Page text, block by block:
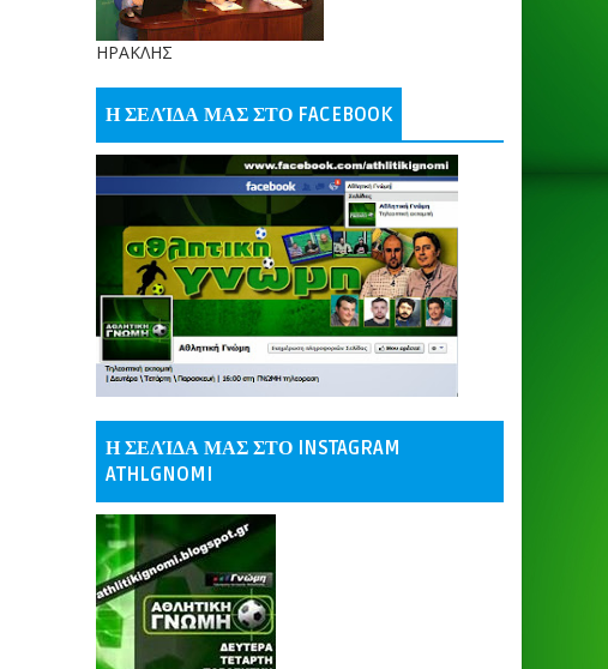
ΗΡΑΚΛΗΣ
Η ΣΕΛΊΔΑ ΜΑΣ ΣΤΟ FACEBOOK
Η ΣΕΛΊΔΑ ΜΑΣ ΣΤΟ INSTAGRAM
ATHLGNOMI